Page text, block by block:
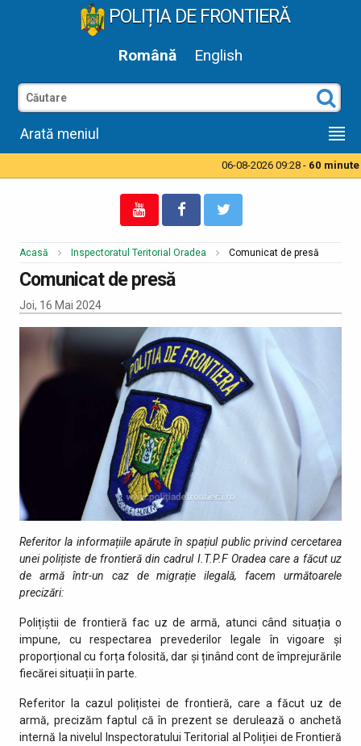
POLIȚIA DE FRONTIERĂ
Română English
Arată meniul
06-08-2026 09:28 -60 minute
Acasă Inspectoratul Teritorial Oradea Comunicat de presă
Comunicat de presă
Joi, 16 Mai 2024
Referitor la informațiile apărute în spațiul public privind cercetarea
unei polițiste de frontieră din cadrul I.T.P.F Oradea care a făcut uz
de armă într-un caz de migrație ilegală, facem următoarele
precizări:
Polițiștii de frontieră fac uz de armă, atunci când situația o
impune, cu respectarea prevederilor legale în vigoare și
proporțional cu forța folosită, dar și ținând cont de împrejurările
fiecărei situații în parte.
Referitor la cazul polițistei de frontieră, care a făcut uz de
armă, precizăm faptul că în prezent se derulează o anchetă
internă la nivelul Inspectoratului Teritorial al Poliției de Frontieră